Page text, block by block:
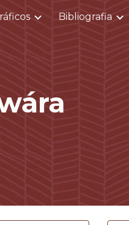
to navigationBibliografia